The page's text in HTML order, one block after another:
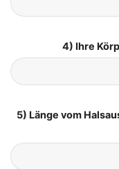
4) Ihre
5) Länge vom